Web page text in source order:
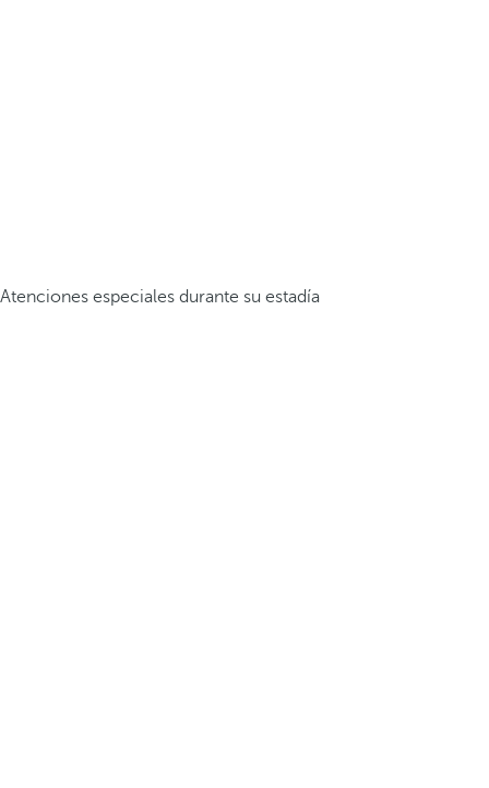
Atenciones especiales durante su estadía